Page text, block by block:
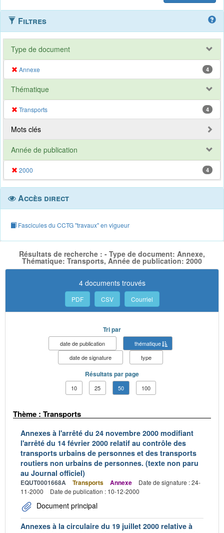
Filtres
Type de document
Annexe 4
Thématique
Transports 4
Mots clés
Année de publication
2000 4
Accès direct
Fascicules du CCTG "travaux" en vigueur
Résultats de recherche : - Type de document: Annexe,
Thématique: Transports, Année de publication: 2000
4 documents trouvés
PDF CSV Courriel
Tri par
date de publication
thématique
date de signature
type
Résultats par page
10 25 50 100
Thème : Transports
Annexes à l'arrêté du 24 novembre 2000 modifiant
l'arrêté du 14 février 2000 relatif au contrôle des
transports urbains de personnes et des transports
routiers non urbains de personnes. (texte non paru
au Journal officiel)
EQUT0001668A Transports Annexe
Date de signature : 24-
11-2000
Date de publication : 10-12-2000
Document principal
Annexes à la circulaire du 19 juillet 2000 relative à